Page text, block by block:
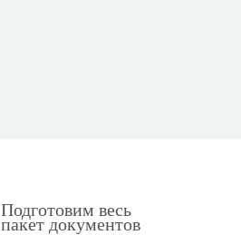
Подготовим весь
пакет документов